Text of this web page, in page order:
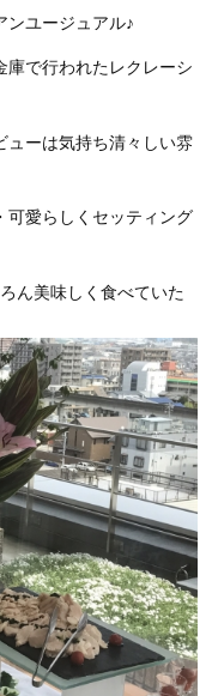
ンユージュアル♪
庫で行われたレクレーシ
ューは気持ち清々しい雰
可愛らしくセッティング
ん美味しく食べていた